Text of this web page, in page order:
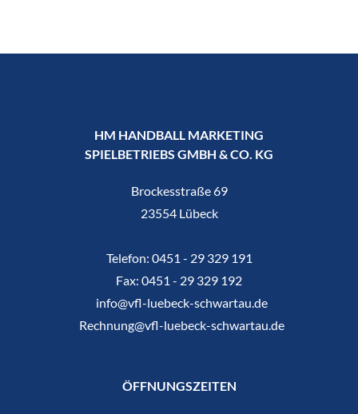
HM HANDBALL MARKETING
SPIELBETRIEBS GMBH & CO. KG
Brockesstraße 69
23554 Lübeck
Telefon: 0451 - 29 329 191
Fax: 0451 - 29 329 192
info@vfl-luebeck-schwartau.de
Rechnung@vfl-luebeck-schwartau.de
ÖFFNUNGSZEITEN